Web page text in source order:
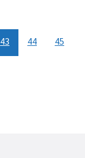
43 44 45